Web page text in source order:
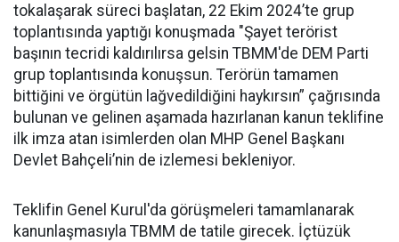
tokalaşarak süreci başlatan, 22 Ekim 2024’te grup
toplantısında yaptığı konuşmada "Şayet terörist
başının tecridi kaldırılırsa gelsin TBMM'de DEM Parti
grup toplantısında konuşsun. Terörün tamamen
bittiğini ve örgütün lağvedildiğini haykırsın” çağrısında
bulunan ve gelinen aşamada hazırlanan kanun teklifine
ilk imza atan isimlerden olan MHP Genel Başkanı
Devlet Bahçeli’nin de izlemesi bekleniyor.
Teklifin Genel Kurul'da görüşmeleri tamamlanarak
kanunlaşmasıyla TBMM de tatile girecek. İçtüzük